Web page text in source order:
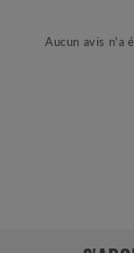
Aucun avis n'a